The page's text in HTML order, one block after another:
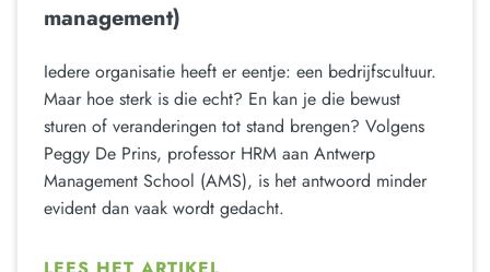
management)
Iedere organisatie heeft er eentje: een bedrijfscultuur.
Maar hoe sterk is die echt? En kan je die bewust
sturen of veranderingen tot stand brengen? Volgens
Peggy De Prins, professor HRM aan Antwerp
Management School (AMS), is het antwoord minder
evident dan vaak wordt gedacht.